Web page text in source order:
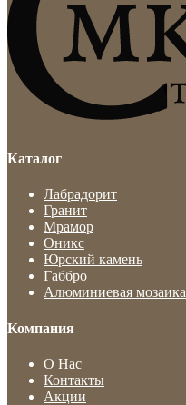
Каталог
Лабрадорит
Гранит
Мрамор
Оникс
Юрский камень
Габбро
Алюминиевая мозаика
Компания
О Нас
Контакты
Акции